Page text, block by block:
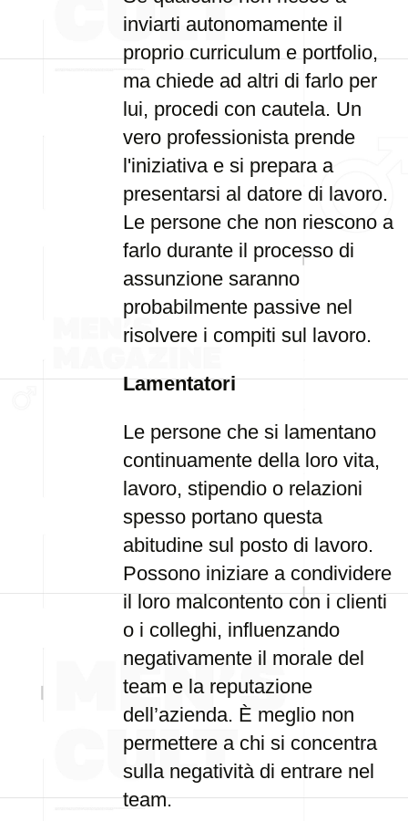
inviarti autonomamente il
proprio curriculum e portfolio,
ma chiede ad altri di farlo per
lui, procedi con cautela. Un
vero professionista prende
l'iniziativa e si prepara a
presentarsi al datore di lavoro.
Le persone che non riescono a
farlo durante il processo di
assunzione saranno
probabilmente passive nel
risolvere i compiti sul lavoro.
Lamentatori
Le persone che si lamentano
continuamente della loro vita,
lavoro, stipendio o relazioni
spesso portano questa
abitudine sul posto di lavoro.
Possono iniziare a condividere
il loro malcontento con i clienti
o i colleghi, influenzando
negativamente il morale del
team e la reputazione
dell’azienda. È meglio non
permettere a chi si concentra
sulla negatività di entrare nel
team.